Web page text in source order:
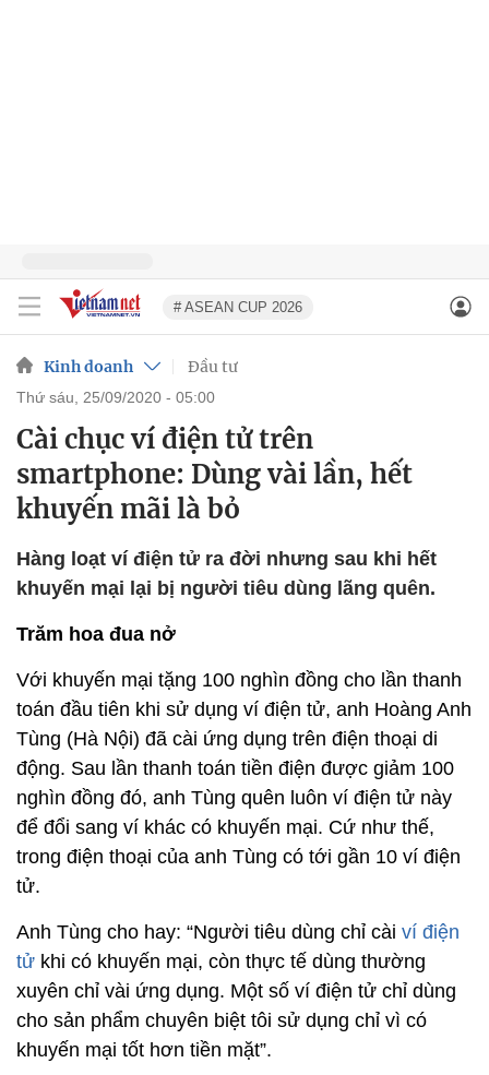
# ASEAN CUP 2026
Kinh doanh Đầu tư
thứ sáu, 25/09/2020 - 05:00
Cài chục ví điện tử trên
smartphone: Dùng vài lần, hết
khuyến mãi là bỏ
Hàng loạt ví điện tử ra đời nhưng sau khi hết
khuyến mại lại bị người tiêu dùng lãng quên.
Trăm hoa đua nở
Với khuyến mại tặng 100 nghìn đồng cho lần thanh
toán đầu tiên khi sử dụng ví điện tử, anh Hoàng Anh
Tùng (Hà Nội) đã cài ứng dụng trên điện thoại di
động. Sau lần thanh toán tiền điện được giảm 100
nghìn đồng đó, anh Tùng quên luôn ví điện tử này
để đổi sang ví khác có khuyến mại. Cứ như thế,
trong điện thoại của anh Tùng có tới gần 10 ví điện
tử.
Anh Tùng cho hay: “Người tiêu dùng chỉ cài ví điện
tử khi có khuyến mại, còn thực tế dùng thường
xuyên chỉ vài ứng dụng. Một số ví điện tử chỉ dùng
cho sản phẩm chuyên biệt tôi sử dụng chỉ vì có
khuyến mại tốt hơn tiền mặt”.